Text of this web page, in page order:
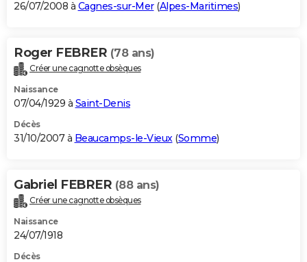
26/07/2008 à Cagnes-sur-Mer(Alpes-Maritimes)
Roger FEBRER (78 ans)
Créer une cagnotte obsèques
Naissance
07/04/1929 à Saint-Denis
Décès
31/10/2007 à Beaucamps-le-Vieux(Somme)
Gabriel FEBRER (88 ans)
Créer une cagnotte obsèques
Naissance
24/07/1918
Décès